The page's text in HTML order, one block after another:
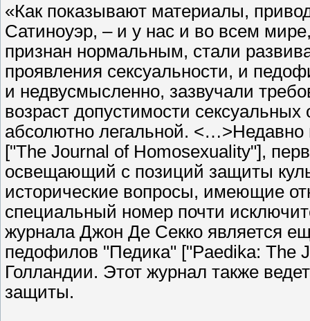
«Как показывают материалы,
Сатиноуэр, – и у нас и во всем
признан нормальным, стали
проявления сексуальности, и
и недвусмысленно, зазвучали
возраст допустимости
абсолютно легальной.
["The Journal of Homosexuality"],
освещающий с позиций защиты
исторические вопросы, имеющие
специальный номер почти
журнала Джон Де Секко является
педофилов "Педика" ["Paedika: The
Голландии. Этот журнал также
защиты.